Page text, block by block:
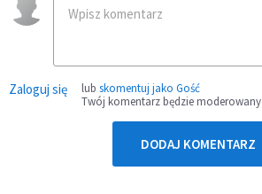
Zaloguj się lub skomentuj jako Gość
Twój komentarz będzie moderowany
DODAJ KOMENTARZ